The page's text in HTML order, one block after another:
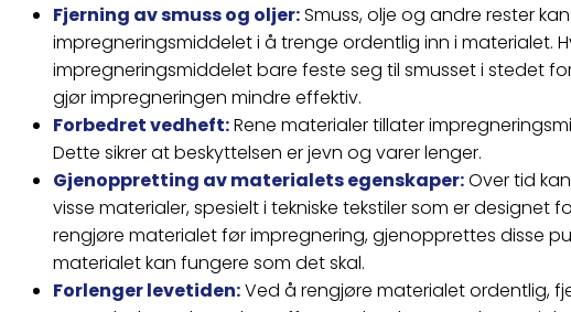
Fjerning av smuss og oljer:Smuss, olje og andre rester
impregneringsmiddelet i å trenge ordentlig inn i materialet.
impregneringsmiddelet bare feste seg til smusset i stedet
gjør impregneringen mindre effektiv.
Forbedret vedheft:Rene materialer tillater
Dette sikrer at beskyttelsen er jevn og varer lenger.
Gjenoppretting av materialets egenskaper:Over tid
visse materialer, spesielt i tekniske tekstiler som er designet
rengjøre materialet før impregnering, gjenopprettes disse
materialet kan fungere som det skal.
Forlenger levetiden:Ved å rengjøre materialet ordentlig,